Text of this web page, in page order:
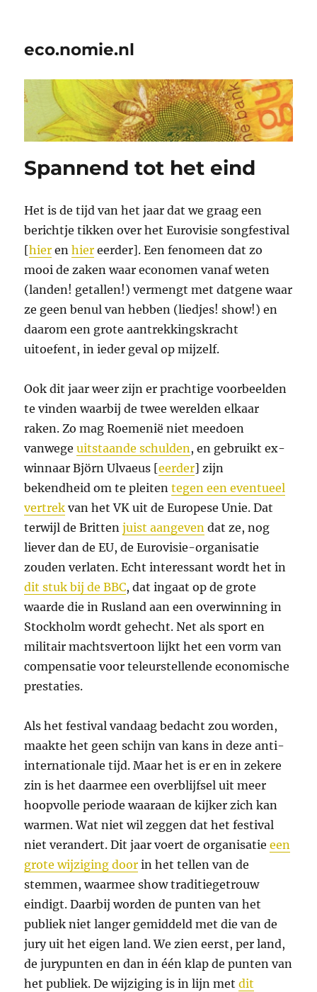
eco.nomie.nl
Spannend tot het eind
Het is de tijd van het jaar dat we graag een
berichtje tikken over het Eurovisie songfestival
[hier enhier eerder]. Een fenomeen dat zo
mooi de zaken waar economen vanaf weten
(landen! getallen!) vermengt met datgene waar
ze geen benul van hebben (liedjes! show!) en
daarom een grote aantrekkingskracht
uitoefent, in ieder geval op mijzelf.
Ook dit jaar weer zijn er prachtige voorbeelden
te vinden waarbij de twee werelden elkaar
raken. Zo mag Roemenië niet meedoen
vanwegeuitstaande schulden, en gebruikt ex-
winnaarBjörn Ulvaeus [eerder] zijn
bekendheid om te pleiten tegen een eventueel
vertrek van het VK uit de Europese Unie. Dat
terwijl de Brittenjuist aangeven dat ze, nog
liever dan de EU, de Eurovisie-organisatie
zouden verlaten. Echt interessant wordt het in
dit stuk bij de BBC, dat ingaat op de grote
waarde die in Rusland aan een overwinning in
Stockholm wordt gehecht. Net als sport en
militair machtsvertoon lijkt het een vorm van
compensatie voor teleurstellende economische
prestaties.
Als het festival vandaag bedacht zou worden,
maakte het geen schijn van kans in deze anti-
internationale tijd. Maar het is er en in zekere
zin is het daarmee een overblijfsel uit meer
hoopvolle periode waaraan de kijker zich kan
warmen. Wat niet wil zeggen dat het festival
niet verandert. Dit jaar voert de organisatieeen
grote wijziging door in het tellen van de
stemmen, waarmee show traditiegetrouw
eindigt. Daarbij worden de punten van het
publiek niet langer gemiddeld met die van de
jury uit het eigen land. We zien eerst, per land,
de jurypunten en dan in één klap de punten van
het publiek. De wijziging is in lijn metdit